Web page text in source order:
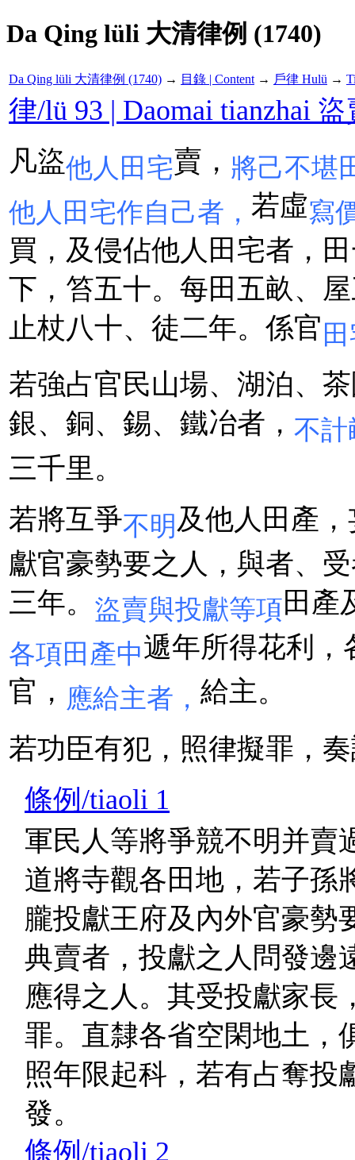
Da Qing lüli 大清律例 (1740)
Da Qing lüli 大清律例 (1740) → 目錄 | Content → 戶律 Hulü →
律/lü 93 | Daomai tianzhai
凡盜他人田宅賣， 將己不堪
他人田宅作自己者， 若虛寫
買，及侵佔他人田宅者，
下，笞五十。每田五畝、
止杖八十、徒二年。係官
若強占官民山場、湖泊、
銀、銅、錫、鐵冶者， 不計
三千里。
若將互爭不明 及他人田產
獻官豪勢要之人，與者、
三年。 盜賣與投獻等項田產
各項田產中遞年所得花利，
官， 應給主者， 給主。
若功臣有犯，照律擬罪，
條例/tiaoli 1
軍民人等將爭競不明并賣
道將寺觀各田地，若子孫
朧投獻王府及內外官豪勢
典賣者，投獻之人問發邊
應得之人。其受投獻家長
罪。直隸各省空閑地土，
照年限起科，若有占奪投
發。
條例/tiaoli 2